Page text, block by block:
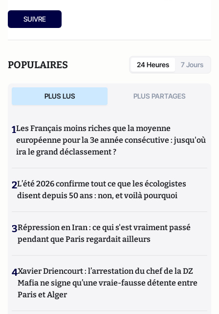
SUIVRE
POPULAIRES 24 Heures 7 Jours
PLUS LUS PLUS PARTAGES
1Les Français moins riches que la moyenne
européenne pour la 3e année consécutive : jusqu'où
ira le grand déclassement ?
2L’été 2026 confirme tout ce que les écologistes
disent depuis 50 ans : non, et voilà pourquoi
3Répression en Iran : ce qui s'est vraiment passé
pendant que Paris regardait ailleurs
4Xavier Driencourt : l’arrestation du chef de la DZ
Mafia ne signe qu’une vraie-fausse détente entre
Paris et Alger